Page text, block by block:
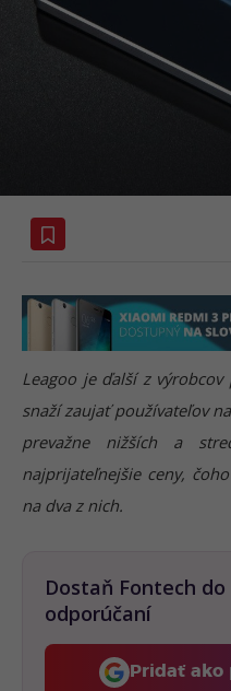
Leagoo je ďalší z
snaží zaujať používateľov
prevažne nižších a
najprijateľnejšie ceny,
na dva z nich.
Dostaň Fontech
odporúčaní
Pridať ako